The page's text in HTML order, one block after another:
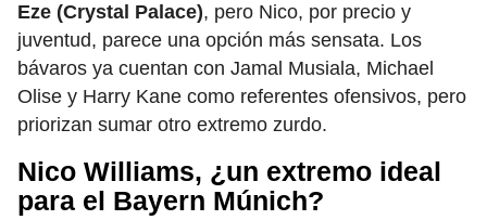
Eze (Crystal Palace), pero Nico, por precio y
juventud, parece una opción más sensata. Los
bávaros ya cuentan con Jamal Musiala, Michael
Olise y Harry Kane como referentes ofensivos, pero
priorizan sumar otro extremo zurdo.
Nico Williams, ¿un extremo ideal
para el Bayern Múnich?